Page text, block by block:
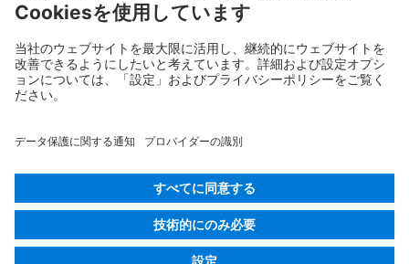
118.303
© 2026Mercedes-Benz AG
プロバイダー識別
Cookieの設定
データ保護